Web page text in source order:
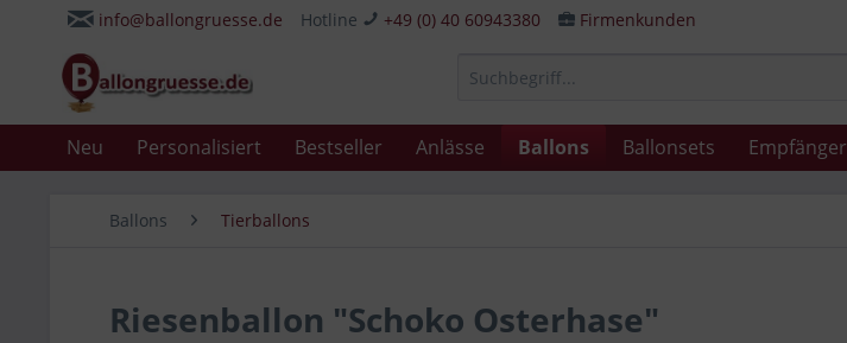
info@ballongruesse.de Hotline +49 (0) 40 60943380 Firmenkunden
Neu Personalisiert Bestseller Anlässe Ballons Ballonsets Empfänger
Ballons Tierballons
Riesenballon "Schoko Osterhase"